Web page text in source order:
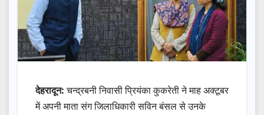
देहरादून:चन्द्रबनी निवासी प्रियंका कुकरेती ने माह अक्टूबर
में अपनी माता संग जिलाधिकारी सविन बंसल से उनके